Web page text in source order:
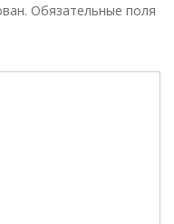
Обязательные поля